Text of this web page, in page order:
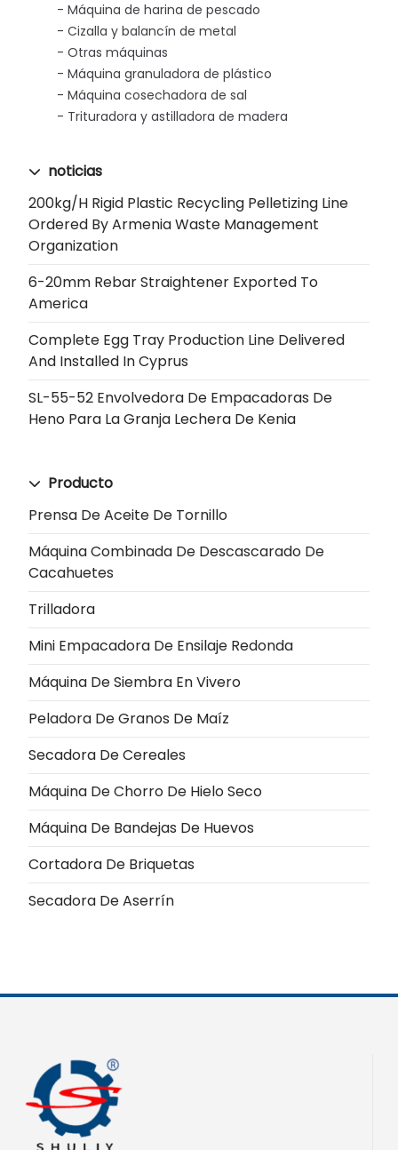
Máquina de harina de pescado
Cizalla y balancín de metal
Otras máquinas
Máquina granuladora de plástico
Máquina cosechadora de sal
Trituradora y astilladora de madera
noticias
200kg/h Rigid Plastic Recycling Pelletizing Line
Ordered By Armenia Waste Management
Organization
6-20mm Rebar Straightener Exported To
America
Complete Egg Tray Production Line Delivered
And Installed In Cyprus
SL-55-52 Envolvedora De Empacadoras De
Heno Para La Granja Lechera De Kenia
Producto
Prensa De Aceite De Tornillo
Máquina Combinada De Descascarado De
Cacahuetes
Trilladora
Mini Empacadora De Ensilaje Redonda
Máquina De Siembra En Vivero
Peladora De Granos De Maíz
Secadora De Cereales
Máquina De Chorro De Hielo Seco
Máquina De Bandejas De Huevos
Cortadora De Briquetas
Secadora De Aserrín